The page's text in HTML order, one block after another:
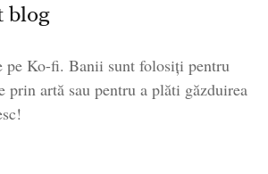
blog
pe Ko-fi. Banii sunt folosiți pentru
prin artă sau pentru a plăti găzduirea